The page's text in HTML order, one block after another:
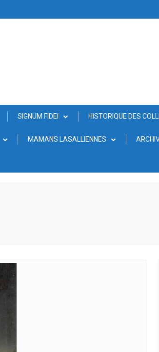
SIGNUM FIDEI HISTORIQUE DES
MAMANS LASALLIENNES